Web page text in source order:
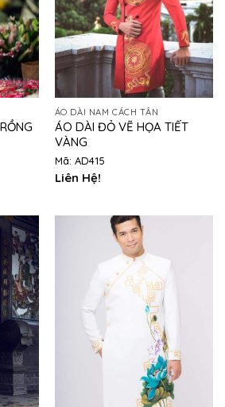
ÁO DÀI NAM CÁCH TÂN
ÁO DÀI ĐỎ VẼ HỌA TIẾT
VÀNG
Mã: AD415
Liên Hệ!